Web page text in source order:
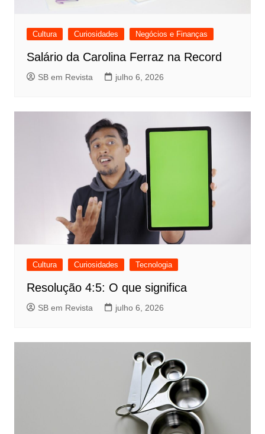
Cultura Curiosidades Negócios e Finanças
Salário da Carolina Ferraz na Record
SB em Revista julho 6, 2026
Cultura Curiosidades Tecnologia
Resolução 4:5: O que significa
SB em Revista julho 6, 2026